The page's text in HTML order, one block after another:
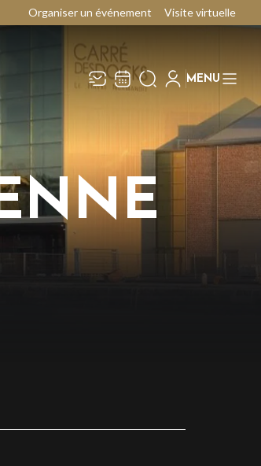
Organiser un événement Visite virtuelle
en
à notre
:
électronique pour
à la newsletter de
Océane
MENU